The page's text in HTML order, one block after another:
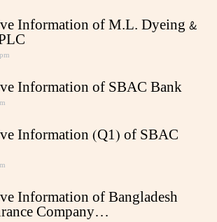
Information of M.L. Dyeing &
Information of SBAC Bank
Information (Q1) of SBAC
Information of Bangladesh
Company…